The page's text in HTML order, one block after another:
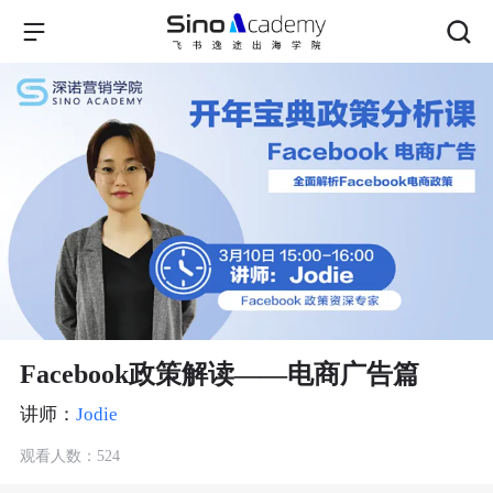
Facebook政策解读——电商广告篇
讲师： Jodie
观看人数：524